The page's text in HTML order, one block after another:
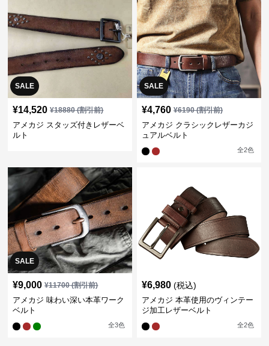
SALE
¥14,520 ¥18880(割引前)
アメカジ スタッズ付きレザーベ
ルト
SALE
¥4,760 ¥6190(割引前)
アメカジ クラシックレザーカジ
ュアルベルト
全2色
SALE
¥9,000 ¥11700(割引前)
アメカジ 味わい深い本革ワーク
ベルト
全3色
¥6,980 (税込)
アメカジ 本革使用のヴィンテー
ジ加工レザーベルト
全2色